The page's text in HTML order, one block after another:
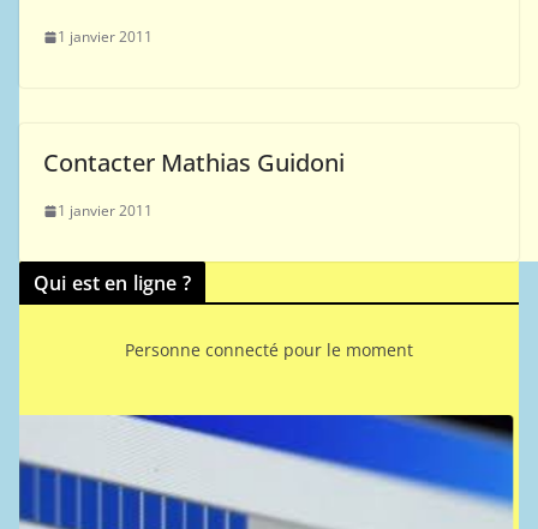
1 janvier 2011
Contacter Mathias Guidoni
1 janvier 2011
Qui est en ligne ?
Personne connecté pour le moment